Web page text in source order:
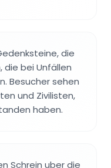
die
die bei Unfällen
Besucher sehen
und Zivilisten,
haben.
Schrein uber die